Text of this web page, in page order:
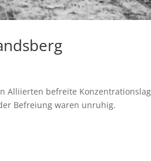
Alliierten befreite
Befreiung waren unruhig.